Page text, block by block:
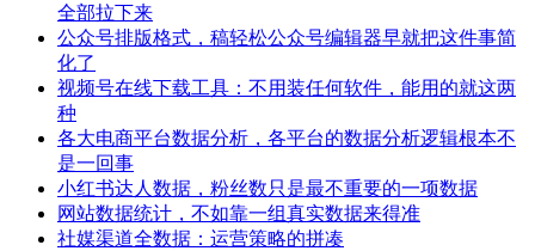
全部拉下来
公众号排版格式，稿轻松公众号编辑器早就把这件事简
化了
视频号在线下载工具：不用装任何软件，能用的就这两
种
各大电商平台数据分析，各平台的数据分析逻辑根本不
是一回事
小红书达人数据，粉丝数只是最不重要的一项数据
网站数据统计，不如靠一组真实数据来得准
社媒渠道全数据：运营策略的拼凑